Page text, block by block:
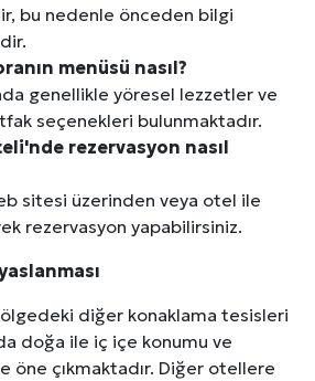
bu nedenle önceden bilgi
menüsü nasıl?
genellikle yöresel lezzetler ve
seçenekleri bulunmaktadır.
rezervasyon nasıl
sitesi üzerinden veya otel ile
rezervasyon yapabilirsiniz.
diğer konaklama tesisleri
doğa ile iç içe konumu ve
öne çıkmaktadır. Diğer otellere